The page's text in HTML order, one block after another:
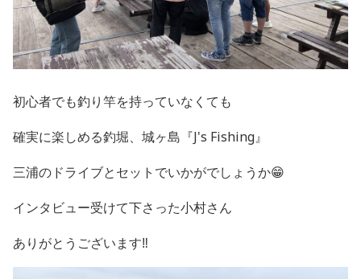
初心者でも釣り竿を持っていなくても
確実に楽しめる釣堀、城ヶ島『J's Fishing』
三浦のドライブとセットでいかがでしょうか😁
インタビュー受けて下さった小村さん
ありがとうございます‼️